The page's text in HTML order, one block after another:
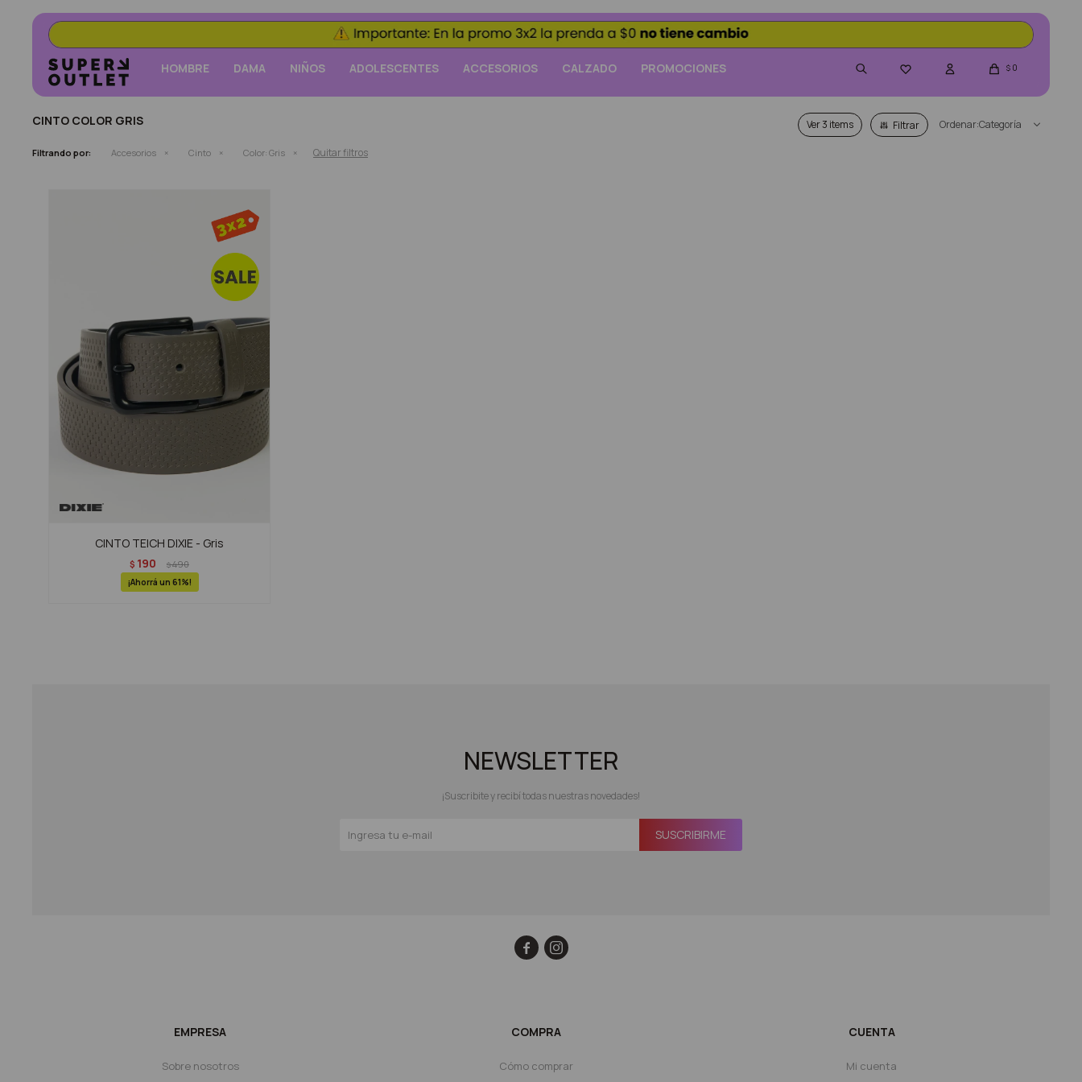
HOMBRE DAMA NIÑOS ADOLESCENTES ACCESORIOS CALZADO PROMOCIONES  $ 0
CINTO COLOR GRIS Ver Categoría
Filtrando por: Accesorios Cinto Color: Gris Quitar filtros
CINTO TEICH DIXIE - Gris
$ 190 $490
61
EMPRESA
Sobre nosotros
COMPRA
Cómo comprar
CUENTA
Mi cuenta
NEWSLETTER
¡Suscribite y recibí todas nuestras novedades!
SUSCRIBIRME
 